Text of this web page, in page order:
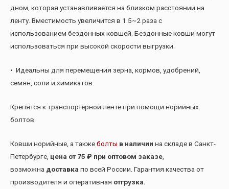
дном, которая устанавливается на близком расстоянии на
ленту. Вместимость увеличится в 1.5~2 раза с
использованием бездонных ковшей. Бездонные ковши могут
использоваться при высокой скорости выгрузки.
• Идеальны для перемещения зерна, кормов, удобрений,
семян, соли и химикатов.
Крепятся к транспортёрной ленте при помощи норийных
болтов.
Ковши норийные, а такжеболты в наличии на складе в Санкт-
Петербурге, цена от 75 ₽ при оптовом заказе
возможна доставка по всей России. Гарантия качества от
производителя и оперативная отгрузка.